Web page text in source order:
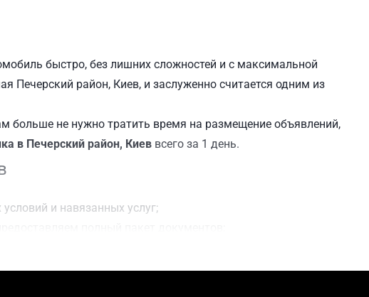
быстро, без лишних сложностей и с максимальной
Печерский район, Киев, и заслуженно считается одним из
больше не нужно тратить время на размещение объявлений,
в Печерский район, Киев всего за 1 день.
и навязанных услуг;